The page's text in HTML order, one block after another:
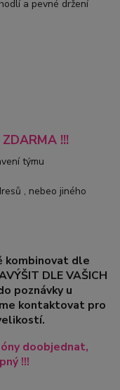
a pevné držení
!!!
týmu
, nebeo jiného
kombinovat dle
DLE VAŠICH
poznávky u
kontaktovat pro
doobjednat,
!!!